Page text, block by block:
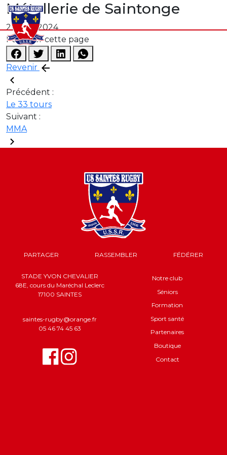
Métallerie de Saintonge
21 août 2024
Revenir
Partager cette page
Précédent :
Le 33 tours
Suivant :
MMA
PARTAGER RASSEMBLER FÉDÉRER
STADE YVON CHEVALIER
68E, cours du Maréchal Leclerc
17100 SAINTES
saintes-rugby@orange.fr
05 46 74 45 63
Notre club
Séniors
Formation
Sport santé
Partenaires
Boutique
Contact